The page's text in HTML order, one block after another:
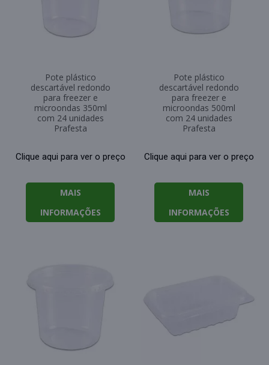
Pote plástico
descartável redondo
para freezer e
microondas 350ml
com 24 unidades
Prafesta
Clique aqui para ver o preço
MAIS
INFORMAÇÕES
Pote plástico
descartável redondo
para freezer e
microondas 500ml
com 24 unidades
Prafesta
Clique aqui para ver o preço
MAIS
INFORMAÇÕES